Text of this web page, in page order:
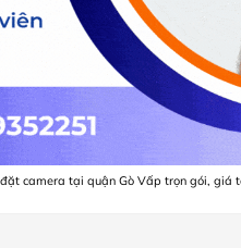
camera tại quận Gò Vấp trọn gói, giá